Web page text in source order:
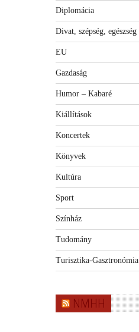
Diplomácia
Divat, szépség, egészség
EU
Gazdaság
Humor – Kabaré
Kiállítások
Koncertek
Könyvek
Kultúra
Sport
Színház
Tudomány
Turisztika-Gasztronómia
NMHH